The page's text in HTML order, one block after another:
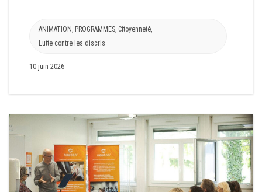
ANIMATION , PROGRAMMES, Citoyenneté,
Lutte contre les discris
10 juin 2026